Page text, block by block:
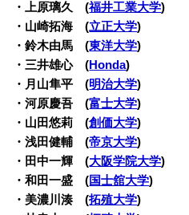
・上原璃久 (福井工業大学)
・山崎拓海 (立正大学)
・鈴木由馬 (東洋大学)
・三井雄心 (Honda)
・月山隼平 (明治大学)
・河原慶吾 (富士大学)
・山田悠莉 (創価大学)
・浅田健輔 (帝京大学)
・田中一輝 (大阪学院大学)
・和田一盛 (国士舘大学)
・美濃川湊 (拓殖大学)